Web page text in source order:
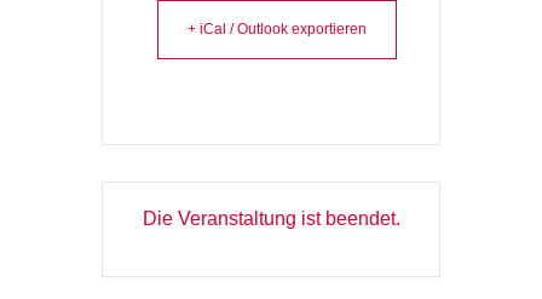
+ iCal / Outlook exportieren
Die Veranstaltung ist beendet.